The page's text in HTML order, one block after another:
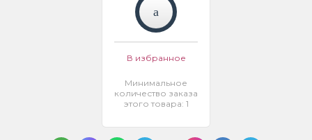
В избранное
Минимальное
количество заказа
этого товара: 1